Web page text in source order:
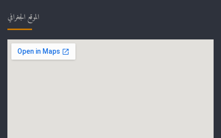
الموقع الجغرافي